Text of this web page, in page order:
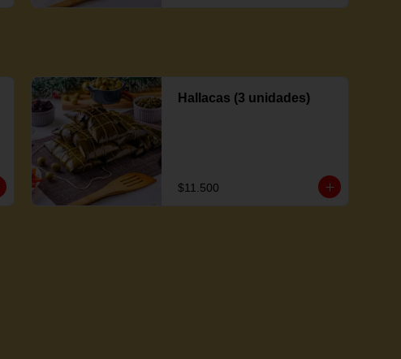
Hallacas (3 unidades)
$11.500